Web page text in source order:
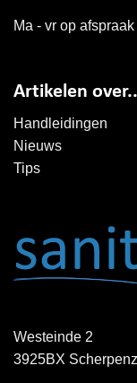
Ma - vr op
Artikelen
Handleidingen
Nieuws
Tips
Westeinde 2
3925BX